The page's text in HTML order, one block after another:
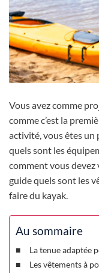
Vous avez comme
comme c’est la
activité, vous êtes un
quels sont les
comment vous
guide quels sont les
faire du kayak.
Au sommaire
La tenue adaptée
Les vêtements à